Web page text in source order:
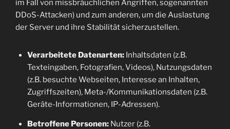
im Fall von missbräuchlichen Angriffen, sogenannten
DDoS-Attacken) und zum anderen, um die Auslastung
der Server und ihre Stabilität sicherzustellen.
Verarbeitete Datenarten:Inhaltsdaten (z.B.
Texteingaben, Fotografien, Videos), Nutzungsdaten
(z.B. besuchte Webseiten, Interesse an Inhalten,
Zugriffszeiten), Meta-/Kommunikationsdaten (z.B.
Geräte-Informationen, IP-Adressen).
Betroffene Personen:Nutzer (z.B.